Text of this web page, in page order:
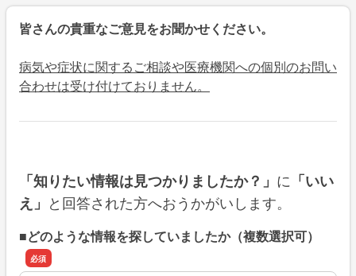
皆さんの貴重なご意見をお聞かせください。
病気や症状に関するご相談や医療機関への個別のお問い
合わせは受け付けておりません。
「知りたい情報は見つかりましたか？」 に 「いい
え」 と回答された方へおうかがいします。
■どのような情報を探していましたか（複数選択可）